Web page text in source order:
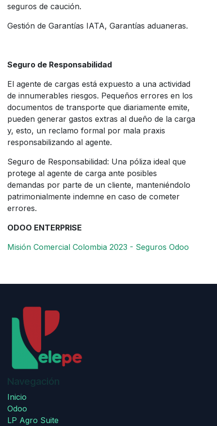
seguros de caución.
Gestión de Garantías IATA, Garantías aduaneras.
Seguro de Responsabilidad
El agente de cargas está expuesto a una actividad
de innumerables riesgos. Pequeños errores en los
documentos de transporte que diariamente emite,
pueden generar gastos extras al dueño de la carga
y, esto, un reclamo formal por mala praxis
responsabilizando al agente.
Seguro de Responsabilidad: Una póliza ideal que
protege al agente de carga ante posibles
demandas por parte de un cliente, manteniéndolo
patrimonialmente indemne en caso de cometer
errores.
ODOO ENTERPRISE
Misión Comercial Colombia 2023 - Seguros Odoo
Navegación
Inicio
Odoo
LP Agro Suite